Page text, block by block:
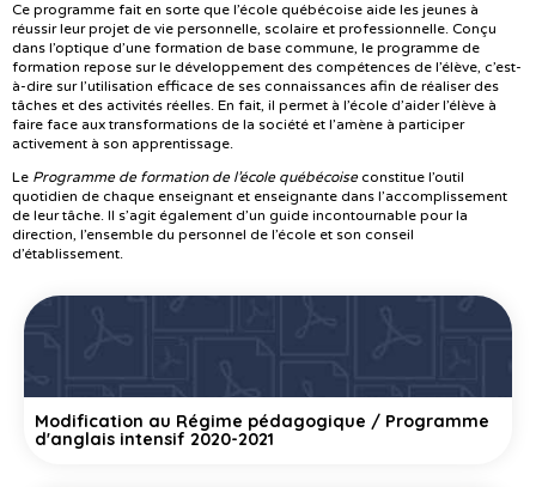
Ce programme fait en sorte que l’école québécoise aide les jeunes à
réussir leur projet de vie personnelle, scolaire et professionnelle. Conçu
dans l’optique d’une formation de base commune, le programme de
formation repose sur le développement des compétences de l’élève, c’est-
à-dire sur l’utilisation efficace de ses connaissances afin de réaliser des
tâches et des activités réelles. En fait, il permet à l’école d’aider l’élève à
faire face aux transformations de la société et l’amène à participer
activement à son apprentissage.
Le Programme de formation de l’école québécoise constitue l’outil
quotidien de chaque enseignant et enseignante dans l’accomplissement
de leur tâche. Il s’agit également d’un guide incontournable pour la
direction, l’ensemble du personnel de l’école et son conseil
d’établissement.
Modification au Régime pédagogique / Programme
d'anglais intensif 2020-2021